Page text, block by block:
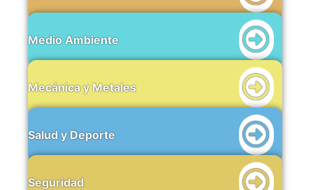
Medio Ambiente
Mecánica y Metales
Salud y Deporte
Seguridad